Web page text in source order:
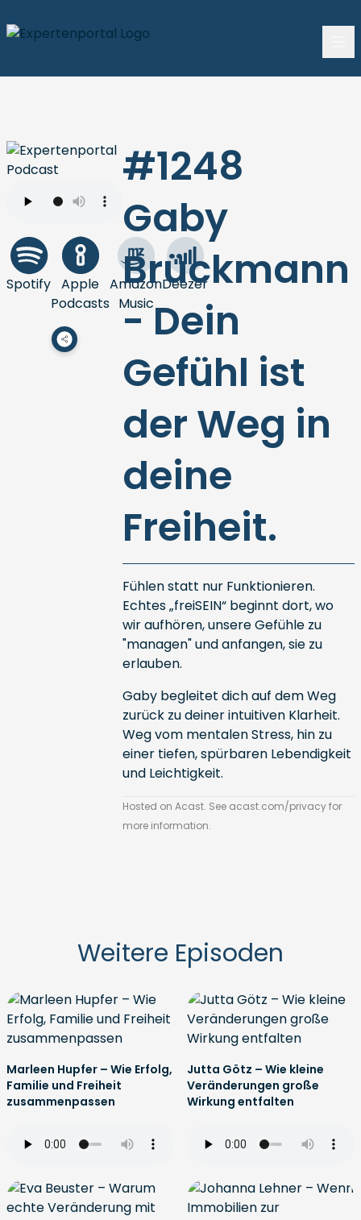
Spotify Apple
Podcasts
Amazon
Music
Deezer
#1248
Gaby
Brückmann
- Dein
Gefühl ist
der Weg in
deine
Freiheit.
Fühlen statt nur Funktionieren.
Echtes „freiSEIN“ beginnt dort, wo
wir aufhören, unsere Gefühle zu
"managen" und anfangen, sie zu
erlauben.
Gaby begleitet dich auf dem Weg
zurück zu deiner intuitiven Klarheit.
Weg vom mentalen Stress, hin zu
einer tiefen, spürbaren Lebendigkeit
und Leichtigkeit.
Hosted on Acast. See acast.com/privacyfor
more information.
Weitere Episoden
Marleen Hupfer – Wie Erfolg,
Familie und Freiheit
zusammenpassen
Jutta Götz – Wie kleine
Veränderungen große
Wirkung entfalten